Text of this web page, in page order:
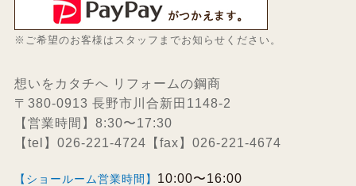
※ご希望のお客様はスタッフまでお知らせください。
想いをカタチへ リフォームの鋼商
〒380-0913 長野市川合新田1148-2
【営業時間】8:30〜17:30
【tel】026-221-4724【fax】026-221-4674
【ショールーム営業時間】 10:00〜16:00